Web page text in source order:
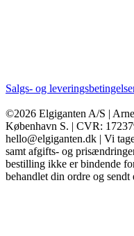
Salgs- og
©2026 Elgiganten A/S |
København S. | CVR:
hello@elgiganten.dk | Vi
samt afgifts- og
bestilling ikke er bindende
behandlet din ordre og sendt